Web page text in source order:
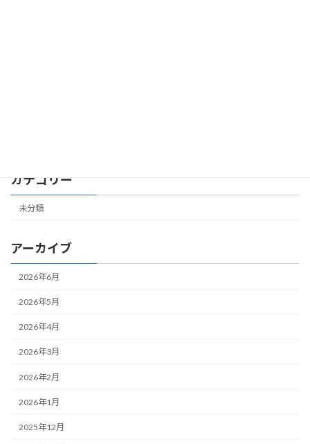
カテゴリー
未分類
アーカイブ
2026年6月
2026年5月
2026年4月
2026年3月
2026年2月
2026年1月
2025年12月